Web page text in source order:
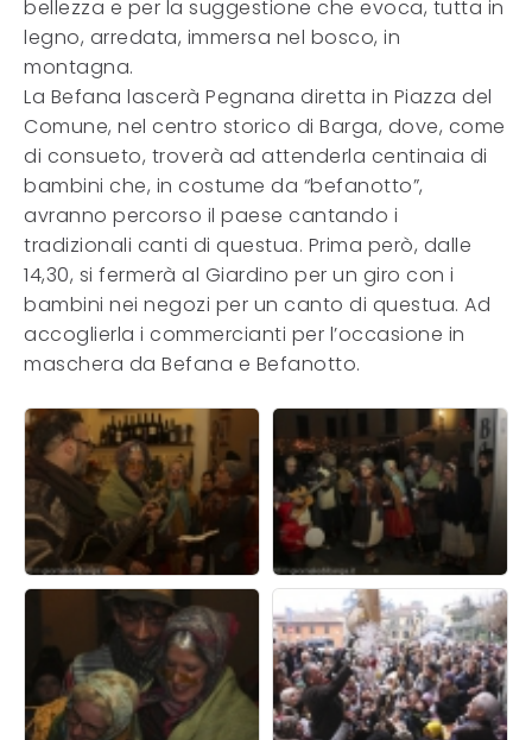
bellezza e per la suggestione che evoca, tutta in
legno, arredata, immersa nel bosco, in
montagna.
La Befana lascerà Pegnana diretta in Piazza del
Comune, nel centro storico di Barga, dove, come
di consueto, troverà ad attenderla centinaia di
bambini che, in costume da “befanotto”,
avranno percorso il paese cantando i
tradizionali canti di questua. Prima però, dalle
14,30, si fermerà al Giardino per un giro con i
bambini nei negozi per un canto di questua. Ad
accoglierla i commercianti per l’occasione in
maschera da Befana e Befanotto.